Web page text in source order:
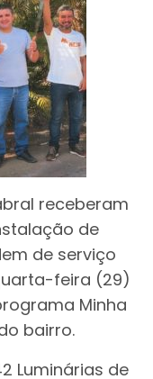
receberam
de
de serviço
feira (29)
Minha
bairro.
Luminárias de